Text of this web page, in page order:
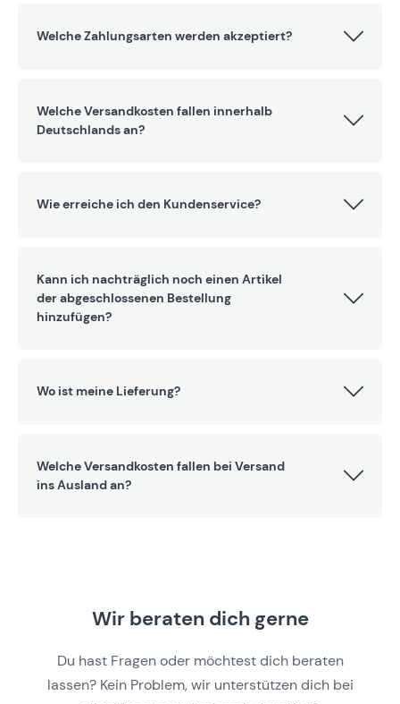
Welche Zahlungsarten werden akzeptiert?
Welche Versandkosten fallen innerhalb
Deutschlands an?
Wie erreiche ich den Kundenservice?
Kann ich nachträglich noch einen Artikel
der abgeschlossenen Bestellung
hinzufügen?
Wo ist meine Lieferung?
Welche Versandkosten fallen bei Versand
ins Ausland an?
Wir beraten dich gerne
Du hast Fragen oder möchtest dich beraten
lassen? Kein Problem, wir unterstützen dich bei